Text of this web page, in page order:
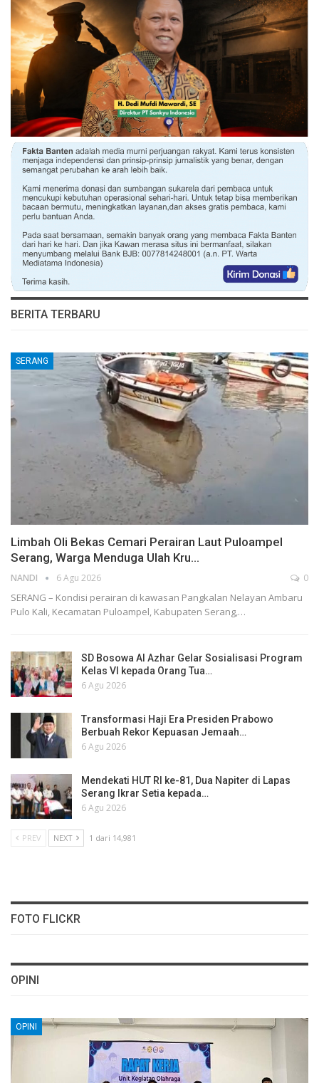
BERITA TERBARU
SERANG
Limbah Oli Bekas Cemari Perairan Laut Puloampel
Serang, Warga Menduga Ulah Kru…
NANDI 6 Agu 2026 0
SERANG – Kondisi perairan di kawasan Pangkalan Nelayan Ambaru
Pulo Kali, Kecamatan Puloampel, Kabupaten Serang,…
SD Bosowa Al Azhar Gelar Sosialisasi Program
Kelas VI kepada Orang Tua…
6 Agu 2026
Transformasi Haji Era Presiden Prabowo
Berbuah Rekor Kepuasan Jemaah…
6 Agu 2026
Mendekati HUT RI ke-81, Dua Napiter di Lapas
Serang Ikrar Setia kepada…
6 Agu 2026
PREV NEXT 1 dari 14,981
FOTO FLICKR
OPINI
OPINI